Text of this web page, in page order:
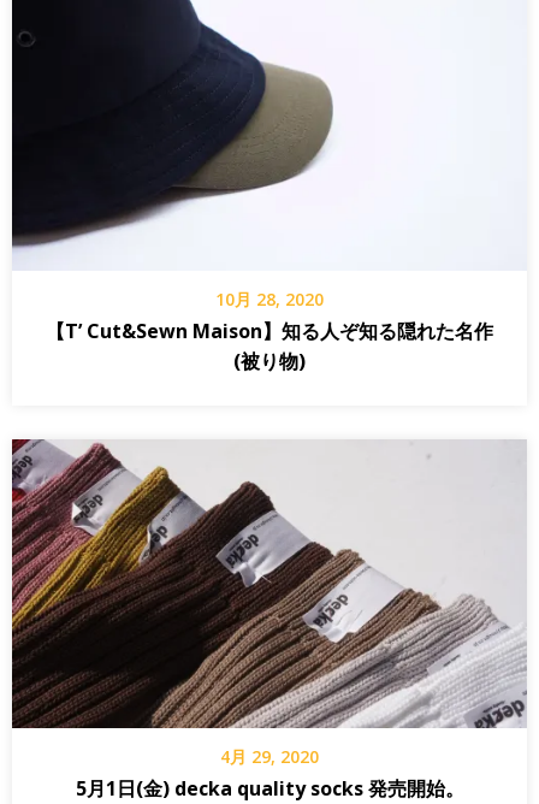
10月 28, 2020
【T’ Cut&Sewn Maison】知る人ぞ知る隠れた名作
(被り物)
4月 29, 2020
5月1日(金) decka quality socks 発売開始。